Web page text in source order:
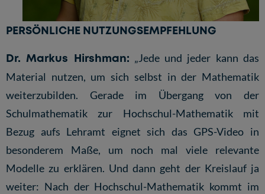
PERSÖNLICHE NUTZUNGSEMPFEHLUNG
Dr. Markus Hirshman: „Jede und jeder kann das
Material nutzen, um sich selbst in der Mathematik
weiterzubilden. Gerade im Übergang von der
Schulmathematik zur Hochschul-Mathematik mit
Bezug aufs Lehramt eignet sich das GPS-Video in
besonderem Maße, um noch mal viele relevante
Modelle zu erklären. Und dann geht der Kreislauf ja
weiter: Nach der Hochschul-Mathematik kommt im